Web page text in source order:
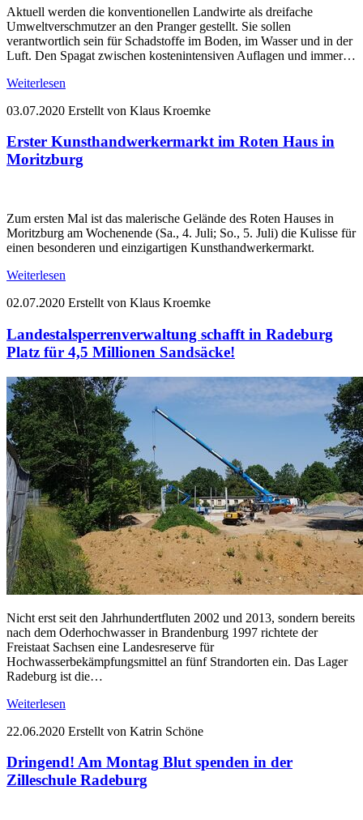
Aktuell werden die konventionellen Landwirte als dreifache
Umweltverschmutzer an den Pranger gestellt. Sie sollen
verantwortlich sein für Schadstoffe im Boden, im Wasser und in der
Luft. Den Spagat zwischen kostenintensiven Auflagen und immer…
Weiterlesen
03.07.2020 Erstellt von Klaus Kroemke
Erster Kunsthandwerkermarkt im Roten Haus in
Moritzburg
Zum ersten Mal ist das malerische Gelände des Roten Hauses in
Moritzburg am Wochenende (Sa., 4. Juli; So., 5. Juli) die Kulisse für
einen besonderen und einzigartigen Kunsthandwerkermarkt.
Weiterlesen
02.07.2020 Erstellt von Klaus Kroemke
Landestalsperrenverwaltung schafft in Radeburg
Platz für 4,5 Millionen Sandsäcke!
Nicht erst seit den Jahrhundertfluten 2002 und 2013, sondern bereits
nach dem Oderhochwasser in Brandenburg 1997 richtete der
Freistaat Sachsen eine Landesreserve für
Hochwasserbekämpfungsmittel an fünf Strandorten ein. Das Lager
Radeburg ist die…
Weiterlesen
22.06.2020 Erstellt von Katrin Schöne
Dringend! Am Montag Blut spenden in der
Zilleschule Radeburg